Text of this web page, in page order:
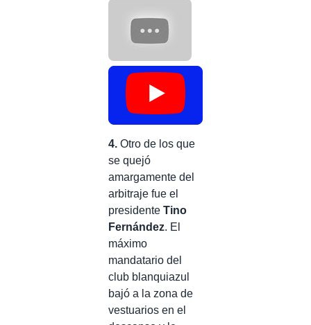
4. Otro de los que
se quejó
amargamente del
arbitraje fue el
presidente Tino
Fernández. El
máximo
mandatario del
club blanquiazul
bajó a la zona de
vestuarios en el